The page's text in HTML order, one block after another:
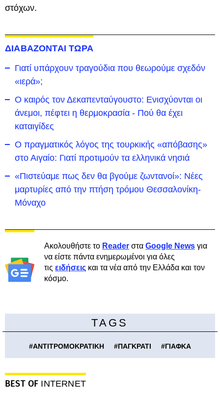
στόχων.
ΔΙΑΒΑΖΟΝΤΑΙ ΤΩΡΑ
Γιατί υπάρχουν τραγούδια που θεωρούμε σχεδόν
«ιερά»;
Ο καιρός τον Δεκαπενταύγουστο: Ενισχύονται οι
άνεμοι, πέφτει η θερμοκρασία - Πού θα έχει
καταιγίδες
Ο πραγματικός λόγος της τουρκικής «απόβασης»
στο Αιγαίο: Γιατί προτιμούν τα ελληνικά νησιά
«Πιστεύαμε πως δεν θα βγούμε ζωντανοί»: Νέες
μαρτυρίες από την πτήση τρόμου Θεσσαλονίκη-
Μόναχο
Ακολουθήστε το Reader στα Google News για
να είστε πάντα ενημερωμένοι για όλες
τις ειδήσεις και τα νέα από την Ελλάδα και τον
κόσμο.
TAGS
#ΑΝΤΙΤΡΟΜΟΚΡΑΤΙΚΗ #ΠΑΓΚΡΑΤΙ #ΓΙΑΦΚΑ
BEST OF INTERNET